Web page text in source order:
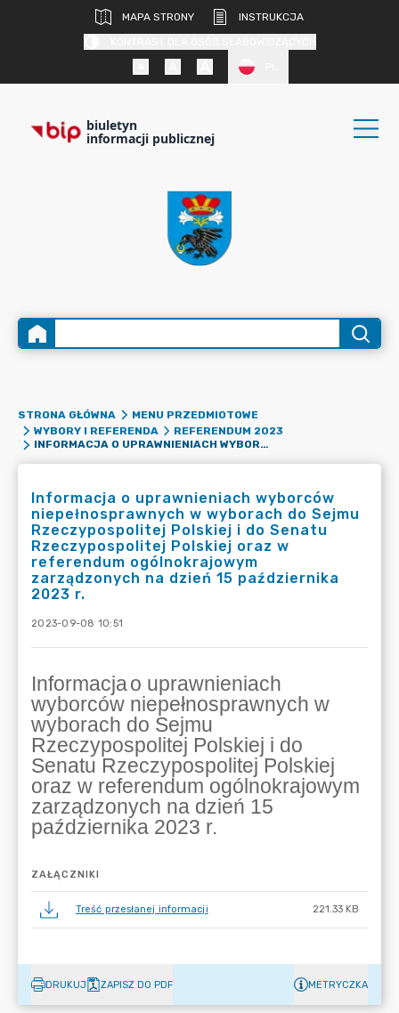
MAPA STRONY
INSTRUKCJA
biuletyn
informacji publicznej
STRONA GŁÓWNA
MENU PRZEDMIOTOWE
WYBORY I REFERENDA
REFERENDUM 2023
INFORMACJA O UPRAWNIENIACH WYBORCÓW NIEPEŁNOSPRAWNYCH W WYBORACH DO SEJMU RZECZYPOSPOLITEJ POLSKIEJ I DO SENATU RZECZYPOSPOLITEJ POLSKIEJ ORAZ W REFERENDUM OGÓLNOKRAJOWYM ZARZĄDZONYCH NA DZIEŃ 15 PAŹDZIERNIKA 2023 R.
Informacja o uprawnieniach wyborców
niepełnosprawnych w wyborach do Sejmu
Rzeczypospolitej Polskiej i do Senatu
Rzeczypospolitej Polskiej oraz w
referendum ogólnokrajowym
zarządzonych na dzień 15 października
2023 r.
2023-09-08 10:51
ZAŁĄCZNIKI
Treść przesłanej informacji 221.33 KB
DRUKUJ ZAPISZ DO PDF METRYCZKA